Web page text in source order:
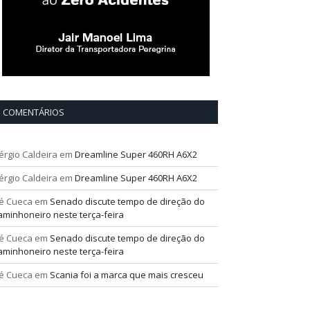
COMENTÁRIOS
Caldeira em Dreamline Super 460RH A6X2
Caldeira em Dreamline Super 460RH A6X2
Cueca em Senado discute tempo de direção do
neste terça-feira
Cueca em Senado discute tempo de direção do
neste terça-feira
Cueca em Scania foi a marca que mais cresceu